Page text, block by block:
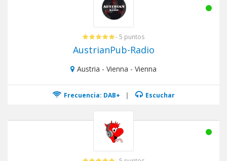
- 5 puntos
AustrianPub-Radio
Austria - Vienna - Vienna
Frecuencia: DAB+ | Escuchar